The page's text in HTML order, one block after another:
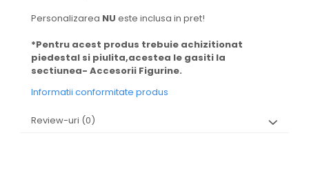
Personalizarea NU este inclusa in pret!
*Pentru acest produs trebuie achizitionat
piedestal si piulita,acestea le gasiti la
sectiunea- Accesorii Figurine.
Informatii conformitate produs
Review-uri (0)